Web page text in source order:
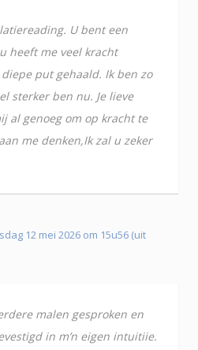
U bent een
heeft me veel kracht
put gehaald. Ik ben zo
sterker ben nu. Je lieve
al genoeg om op kracht te
me denken,Ik zal u zeker
12 mei 2026 om 15u56 (uit
malen gesproken en
in m’n eigen intuitiie.